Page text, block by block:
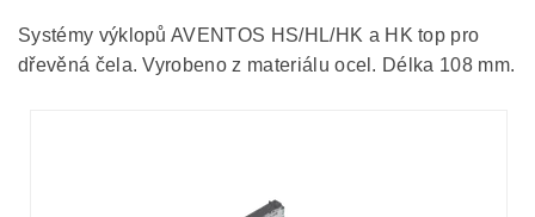
Systémy výklopů AVENTOS HS/HL/HK a HK top pro
dřevěná čela. Vyrobeno z materiálu ocel. Délka 108 mm.